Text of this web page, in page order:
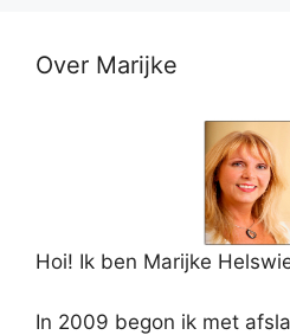
Over Marijke
Hoi! Ik ben Marijke
In 2009 begon ik met